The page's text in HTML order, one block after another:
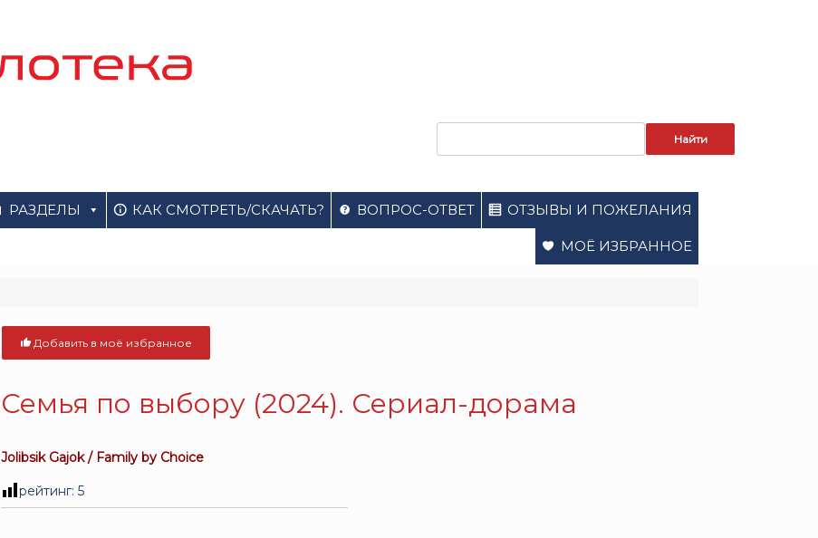
РАЗДЕЛЫ КАК СМОТРЕТЬ/СКАЧАТЬ? ВОПРОС-ОТВЕТ ОТЗЫВЫ И ПОЖЕЛАНИЯ
МОЁ ИЗБРАННОЕ
Добавить в моё избранное
Семья по выбору (2024). Сериал-дорама
Jolibsik Gajok / Family by Choice
рейтинг:5